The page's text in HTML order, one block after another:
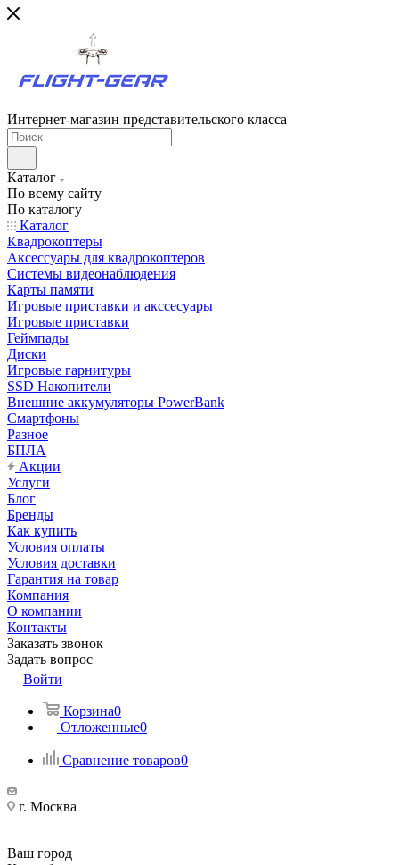
Интернет-магазин представительского класса
Каталог
По всему сайту
По каталогу
Каталог
Квадрокоптеры
Аксессуары для квадрокоптеров
Системы видеонаблюдения
Карты памяти
Игровые приставки и акссесуары
Игровые приставки
Геймпады
Диски
Игровые гарнитуры
SSD Накопители
Внешние аккумуляторы PowerBank
Смартфоны
Разное
БПЛА
Акции
Услуги
Блог
Бренды
Как купить
Условия оплаты
Условия доставки
Гарантия на товар
Компания
О компании
Контакты
Заказать звонок
Задать вопрос
Войти
Корзина0
Отложенные0
Сравнение товаров0
г. Москва
Ваш город